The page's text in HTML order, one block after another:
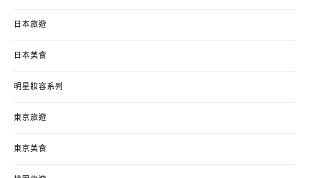
日本旅遊
日本美食
明星妝容系列
東京旅遊
東京美食